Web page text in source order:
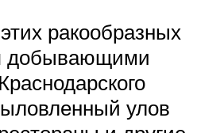
ракообразных
добывающими
улов